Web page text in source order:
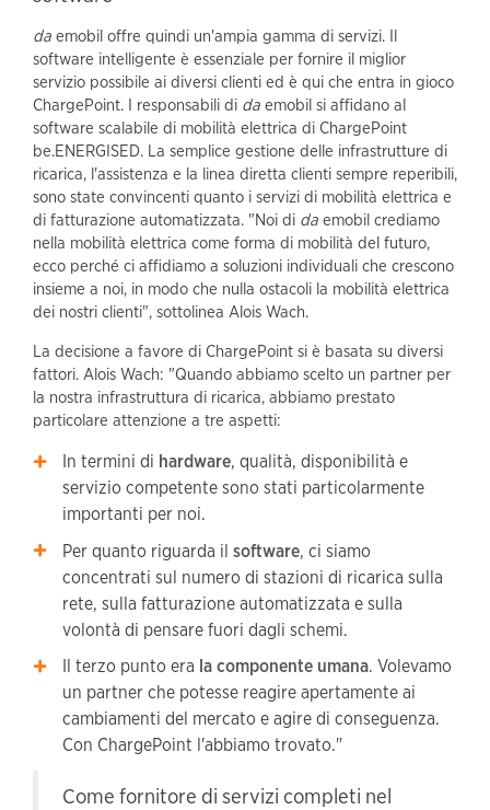
da emobil offre quindi un'ampia gamma di servizi. Il
software intelligente è essenziale per fornire il miglior
servizio possibile ai diversi clienti ed è qui che entra in gioco
ChargePoint. I responsabili di da emobil si affidano al
software scalabile di mobilità elettrica di ChargePoint
be.ENERGISED. La semplice gestione delle infrastrutture di
ricarica, l'assistenza e la linea diretta clienti sempre reperibili,
sono state convincenti quanto i servizi di mobilità elettrica e
di fatturazione automatizzata. "Noi di da emobil crediamo
nella mobilità elettrica come forma di mobilità del futuro,
ecco perché ci affidiamo a soluzioni individuali che crescono
insieme a noi, in modo che nulla ostacoli la mobilità elettrica
dei nostri clienti", sottolinea Alois Wach.
La decisione a favore di ChargePoint si è basata su diversi
fattori. Alois Wach: "Quando abbiamo scelto un partner per
la nostra infrastruttura di ricarica, abbiamo prestato
particolare attenzione a tre aspetti:
In termini di hardware, qualità, disponibilità e
servizio competente sono stati particolarmente
importanti per noi.
Per quanto riguarda ilsoftware, ci siamo
concentrati sul numero di stazioni di ricarica sulla
rete, sulla fatturazione automatizzata e sulla
volontà di pensare fuori dagli schemi.
Il terzo punto era la componente umana. Volevamo
un partner che potesse reagire apertamente ai
cambiamenti del mercato e agire di conseguenza.
Con ChargePoint l'abbiamo trovato."
Come fornitore di servizi completi nel